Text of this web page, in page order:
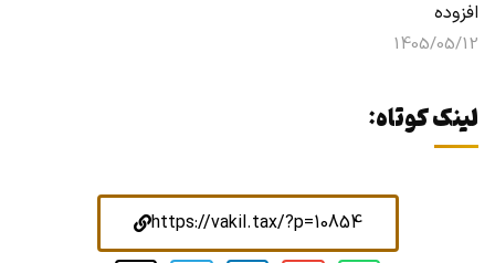
افزوده
1405/05/12
لینک کوتاه:
https://vakil.tax/?p=10854